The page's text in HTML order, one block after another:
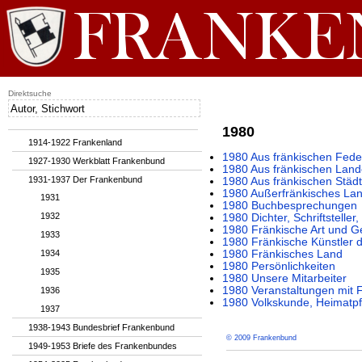
1980
1980 Aus fränkischen
1980 Aus fränkischen
1980 Aus fränkischen
1980 Außerfränkisches
1980 Buchbesprechungen
1980 Dichter,
1980 Fränkische Art und
1980 Fränkische Künstler
1980 Fränkisches Land
1980 Persönlichkeiten
1980 Unsere Mitarbeiter
1980 Veranstaltungen mit
1980 Volkskunde,
© 2009 Frankenbund
1914-1922 Frankenland
1927-1930 Werkblatt Frankenbund
1931-1937 Der Frankenbund
1931
1932
1933
1934
1935
1936
1937
1938-1943 Bundesbrief Frankenbund
1949-1953 Briefe des Frankenbundes
Direktsuche